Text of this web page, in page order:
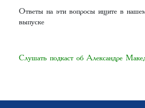
Ответы на эти вопросы ищите в
выпуске
Слушать подкаст об Александре